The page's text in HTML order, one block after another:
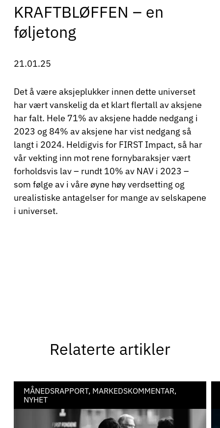
KRAFTBLØFFEN – en
føljetong
21.01.25
Det å være aksjeplukker innen dette universet
har vært vanskelig da et klart flertall av aksjene
har falt. Hele 71% av aksjene hadde nedgang i
2023 og 84% av aksjene har vist nedgang så
langt i 2024. Heldigvis for FIRST Impact, så har
vår vekting inn mot rene fornybaraksjer vært
forholdsvis lav – rundt 10% av NAV i 2023 –
som følge av i våre øyne høy verdsetting og
urealistiske antagelser for mange av selskapene
i universet.
Relaterte artikler
MÅNEDSRAPPORT, MARKEDSKOMMENTAR,
NYHET